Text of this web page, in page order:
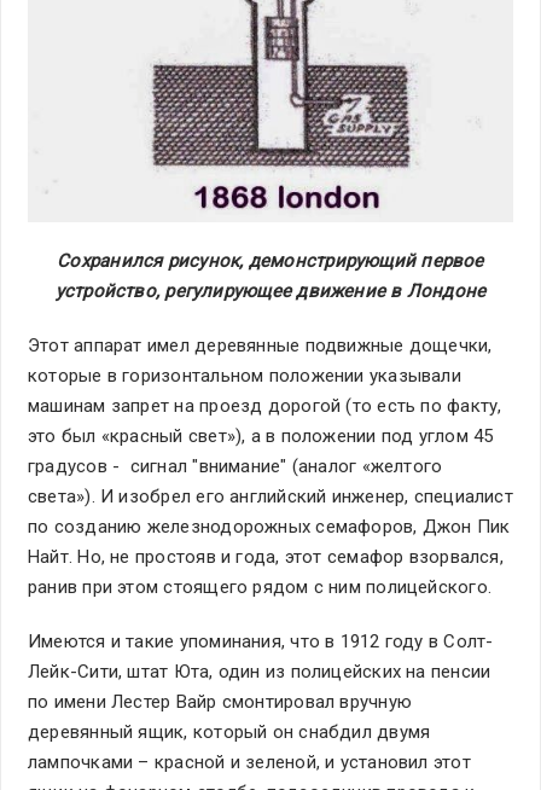
Сохранился рисунок, демонстрирующий первое
устройство, регулирующее движение в Лондоне
Этот аппарат имел деревянные подвижные дощечки,
которые в горизонтальном положении указывали
машинам запрет на проезд дорогой (то есть по факту,
это был «красный свет»), а в положении под углом 45
градусов - сигнал "внимание" (аналог «желтого
света»). И изобрел его английский инженер, специалист
по созданию железнодорожных семафоров, Джон Пик
Найт. Но, не простояв и года, этот семафор взорвался,
ранив при этом стоящего рядом с ним полицейского.
Имеются и такие упоминания, что в 1912 году в Солт-
Лейк-Сити, штат Юта, один из полицейских на пенсии
по имени Лестер Вайр смонтировал вручную
деревянный ящик, который он снабдил двумя
лампочками – красной и зеленой, и установил этот